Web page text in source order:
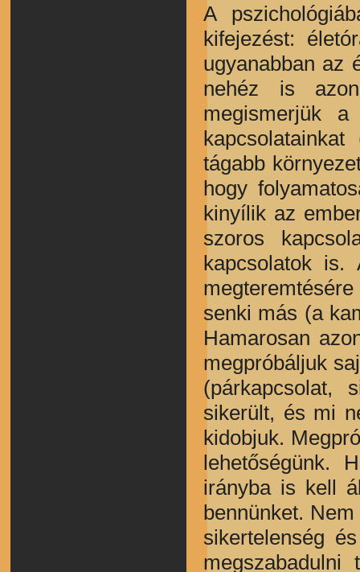
A
kifejezést:
ugyanabban az
nehéz is
megismerjük a
tágabb
hogy
kinyílik az
szoros
kapcsolatok
senki más (a
Hamarosan
megpróbáljuk
(párkapcsolat,
sikerült, és mi
kidobjuk.
lehetőségünk.
irányba is kell
bennünket.
sikertelenség